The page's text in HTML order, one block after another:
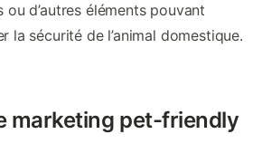
d’autres éléments pouvant
la sécurité de l’animal domestique.
marketing pet-friendly